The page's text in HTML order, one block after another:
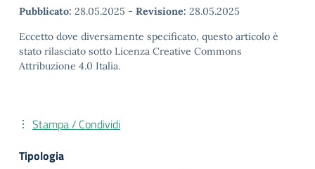
Pubblicato: 28.05.2025 - Revisione: 28.05.2025
Eccetto dove diversamente specificato, questo articolo è
stato rilasciato sotto Licenza Creative Commons
Attribuzione 4.0 Italia.
Stampa / Condividi
Tipologia